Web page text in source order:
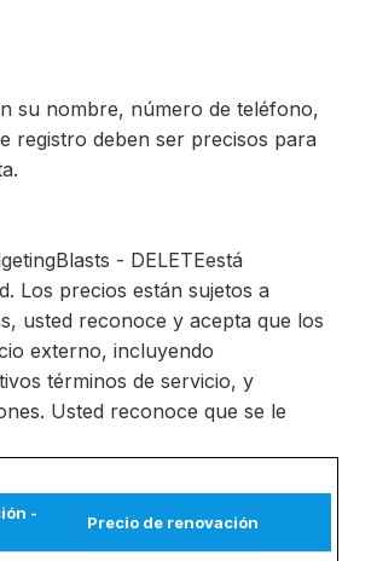
su nombre, número de teléfono,
registro deben ser precisos para
- DELETEestá
Los precios están sujetos a
usted reconoce y acepta que los
externo, incluyendo
términos de servicio, y
Usted reconoce que se le
-
Precio de renovación